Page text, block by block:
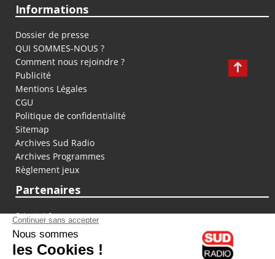
Informations
Dossier de presse
QUI SOMMES-NOUS ?
Comment nous rejoindre ?
Publicité
Mentions Légales
CGU
Politique de confidentialité
Sitemap
Archives Sud Radio
Archives Programmes
Règlement jeux
Partenaires
fiducial.fr
lyoncapitale.fr
olympique-et-lyonnais.com